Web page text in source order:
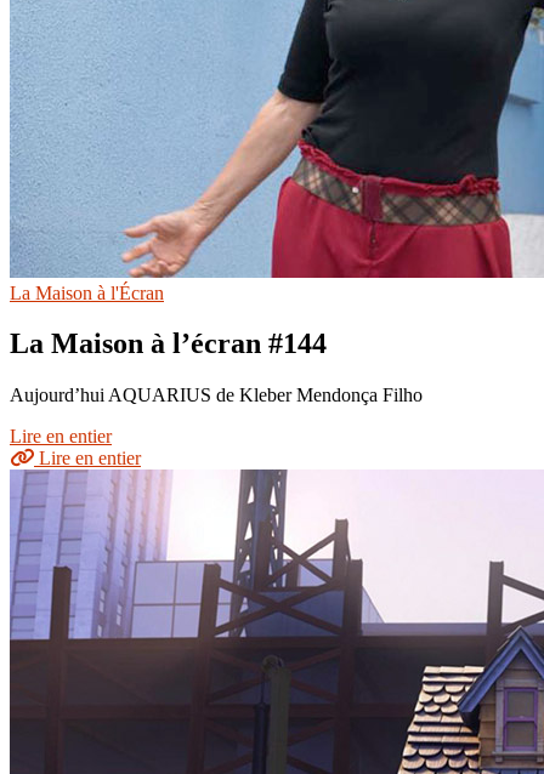
La Maison à l'Écran
La Maison à l’écran #144
Aujourd’hui AQUARIUS de Kleber Mendonça Filho
Lire en entier
Lire en entier